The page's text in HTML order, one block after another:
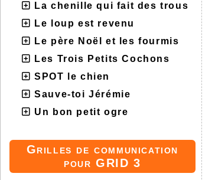
La chenille qui fait des trous
Le loup est revenu
Le père Noël et les fourmis
Les Trois Petits Cochons
SPOT le chien
Sauve-toi Jérémie
Un bon petit ogre
Grilles de communication
pour GRID 3